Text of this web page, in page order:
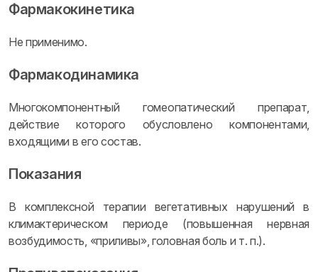
Фармакокинетика
Не применимо.
Фармакодинамика
Многокомпонентный гомеопатический препарат,
действие которого обусловлено компонентами,
входящими в его состав.
Показания
В комплексной терапии вегетативных нарушений в
климактерическом периоде (повышенная нервная
возбудимость, «приливы», головная боль и т. п.).